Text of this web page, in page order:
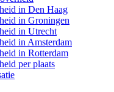
in Den Haag
in Groningen
in Utrecht
in Amsterdam
in Rotterdam
per plaats